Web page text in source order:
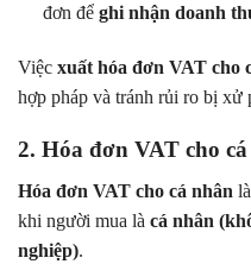
đơn để ghi nhận doanh
Việc xuất hóa đơn VAT cho
hợp pháp và tránh rủi ro bị xử
2. Hóa đơn VAT cho
Hóa đơn VAT cho cá nhân là
khi người mua là cá nhân
nghiệp).